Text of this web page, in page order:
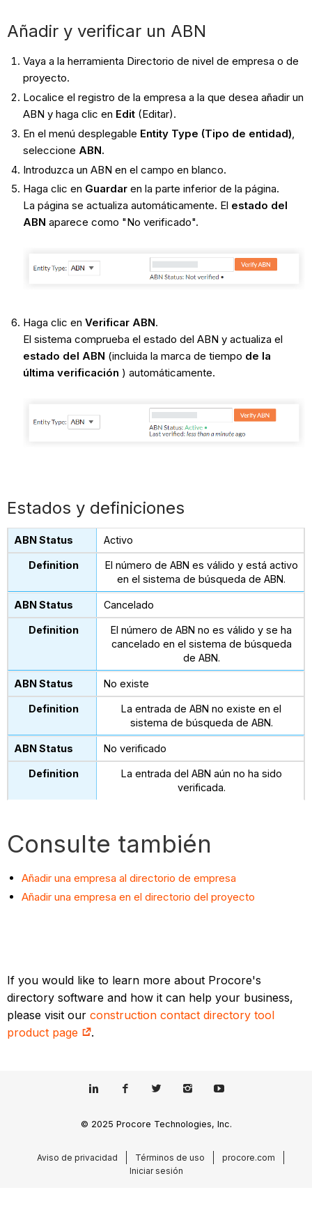
Añadir y verificar un ABN
Vaya a la herramienta Directorio de nivel de empresa o de
proyecto.
Localice el registro de la empresa a la que desea añadir un
ABN y haga clic en Edit(Editar).
En el menú desplegable Entity Type (Tipo de entidad),
seleccione ABN.
Introduzca un ABN en el campo en blanco.
Haga clic en Guardar en la parte inferior de la página.
La página se actualiza automáticamente. El estado del
ABN aparece como "No verificado".
Haga clic en Verificar ABN.
El sistema comprueba el estado del ABN y actualiza el
estado del ABN (incluida la marca de tiempo de la
última verificación ) automáticamente.
Estados y definiciones
Activo
El número de ABN es válido y está activo
en el sistema de búsqueda de ABN.
Cancelado
El número de ABN no es válido y se ha
cancelado en el sistema de búsqueda
de ABN.
No existe
La entrada de ABN no existe en el
sistema de búsqueda de ABN.
No verificado
La entrada del ABN aún no ha sido
verificada.
Consulte también
Añadir una empresa al directorio de empresa
Añadir una empresa en el directorio del proyecto
If you would like to learn more about Procore's
directory software and how it can help your business,
please visit ourconstruction contact directory tool
product page
.
© 2025 Procore Technologies, Inc.
Aviso de privacidad Términos de uso
procore.com
Iniciar sesión